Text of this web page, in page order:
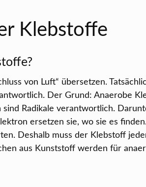
Klebstoffe
von Luft“ übersetzen.
Der Grund: Anaerobe
Radikale verantwortlich.
ersetzen sie, wo sie es
Deshalb muss der Klebstoff
aus Kunststoff werden für